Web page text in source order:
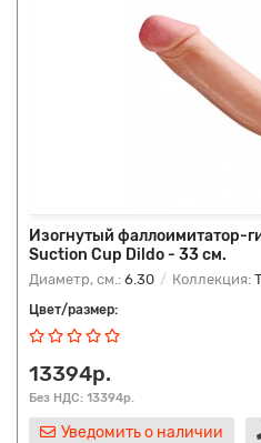
Изогнутый фаллоимитатор-
Suction Cup Dildo - 33 см.
Диаметр, см.: 6.30 Коллекция:
Цвет/размер:
13394р.
Без НДС: 13394р.
Уведомить о наличии